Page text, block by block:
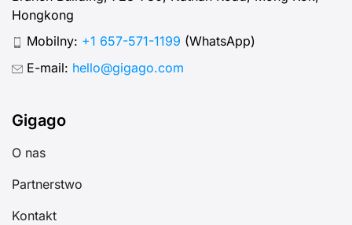
Hongkong
Mobilny: +1 657-571-1199 (WhatsApp)
E-mail: hello@gigago.com
Gigago
O nas
Partnerstwo
Kontakt